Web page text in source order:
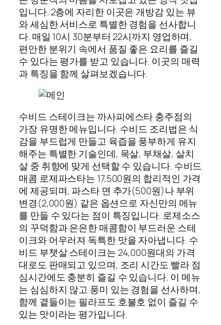
입니다. 2층에 자리한 이곳은 개방감 있는 뷰
와 세심한 서비스로 특별한 경험을 선사합니
다. 매일 10시 30분부터 22시까지 영업하며,
편안한 분위기 속에서 품질 좋은 요리를 즐길
수 있다는 평가를 받고 있습니다. 이곳의 매력
과 특징을 함께 살펴보겠습니다.
수비드 스테이크는 까사피에스타 충주점의
가장 유명한 메뉴입니다. 수비드 조리법은 식
감을 부드럽게 만들고 육즙을 풍부하게 유지
해주는 특별한 기술인데, 목살, 부채살, 살치
살 중 취향에 맞게 선택할 수 있습니다. 수비드
매콤 로제파스타는 17,500원의 합리적인 가격
에 제공되며, 파스타 면 추가(500원)나 부위
변경(2,000원) 같은 옵션으로 자신만의 메뉴
를 만들 수 있다는 점이 특징입니다. 로제소스
의 꾸덕함과 은은한 매콤함이 부드러운 스테
이크와 어우러져 독특한 맛을 자아냅니다. 수
비드 부챗살 스테이크는 24,000원대의 가격
대로도 판매되고 있으며, 조리 시간도 빨라 점
심시간에도 충분히 즐길 수 있습니다. 이 메뉴
는 심심하지 않고 풍미 있는 경험을 선사하며,
함께 곁들이는 필라프도 호불호 없이 즐길 수
있는 맛이라는 평가입니다.